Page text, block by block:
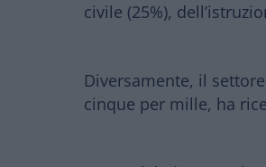
civile (25%),
Diversamente, il
cinque per mille, ha